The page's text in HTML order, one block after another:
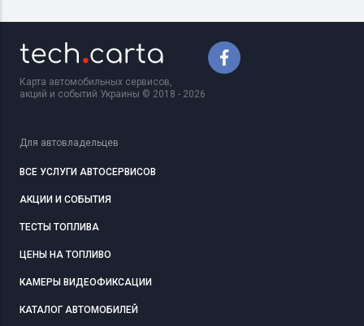
Карта автомобильных сервисов,
акций и событий Украины © 2018 - 2026
Для автовладельцев
ВСЕ УСЛУГИ АВТОСЕРВИСОВ
АКЦИИ И СОБЫТИЯ
ТЕСТЫ ТОПЛИВА
ЦЕНЫ НА ТОПЛИВО
КАМЕРЫ ВИДЕОФИКСАЦИИ
КАТАЛОГ АВТОМОБИЛЕЙ